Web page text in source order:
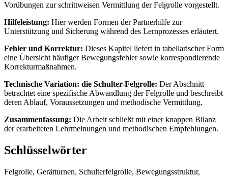
Vorübungen zur schrittweisen Vermittlung der Felgrolle vorgestellt.
Hilfeleistung: Hier werden Formen der Partnerhilfe zur
Unterstützung und Sicherung während des Lernprozesses erläutert.
Fehler und Korrektur: Dieses Kapitel liefert in tabellarischer Form
eine Übersicht häufiger Bewegungsfehler sowie korrespondierende
Korrekturmaßnahmen.
Technische Variation: die Schulter-Felgrolle: Der Abschnitt
betrachtet eine spezifische Abwandlung der Felgrolle und beschreibt
deren Ablauf, Voraussetzungen und methodische Vermittlung.
Zusammenfassung: Die Arbeit schließt mit einer knappen Bilanz
der erarbeiteten Lehrmeinungen und methodischen Empfehlungen.
Schlüsselwörter
Felgrolle, Gerätturnen, Schulterfelgrolle, Bewegungsstruktur,